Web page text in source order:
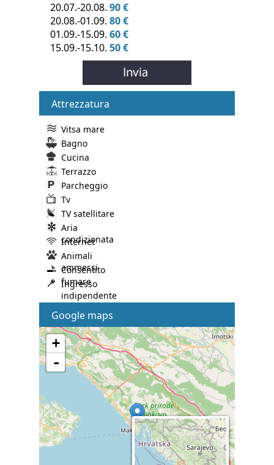
20.07.-20.08. 90 €
20.08.-01.09. 80 €
01.09.-15.09. 60 €
15.09.-15.10. 50 €
Attrezzatura
Vitsa mare
Bagno
Cucina
Terrazzo
Parcheggio
Tv
TV satellitare
Aria
condizionata
Internet
Animali
ammessi
Consentito
fumare
Ingresso
indipendente
Google maps